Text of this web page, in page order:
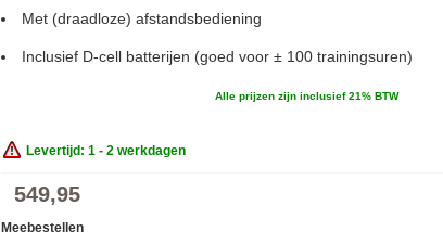
Met (draadloze) afstandsbediening
Inclusief D-cell batterijen (goed voor ± 100 trainingsuren)
Alle prijzen zijn inclusief 21% BTW
Levertijd: 1 - 2 werkdagen
549,95
Meebestellen